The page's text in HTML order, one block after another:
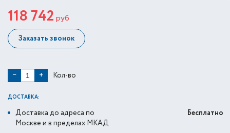
118 742 руб
Заказать звонок
− + Кол-во
ДОСТАВКА:
Доставка до адреса по
Москве и в пределах МКАД
Бесплатно